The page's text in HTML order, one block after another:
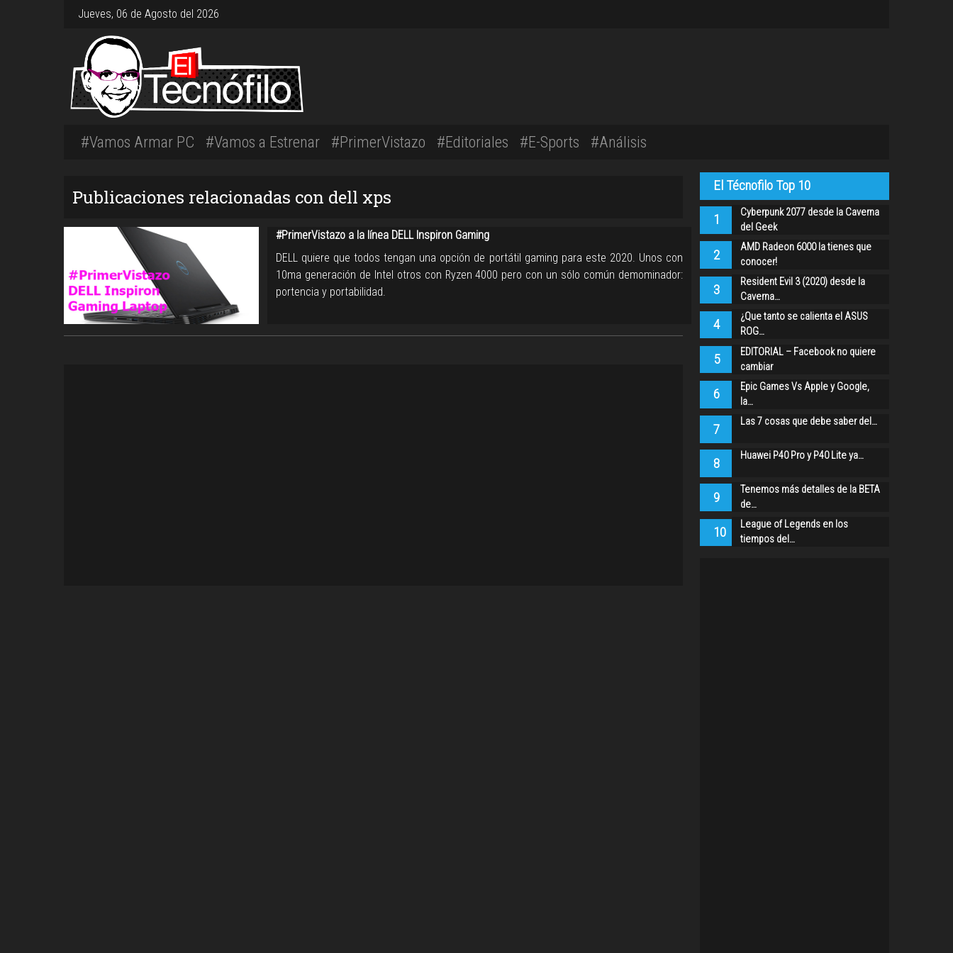
Jueves, 06 de Agosto del 2026
#Vamos Armar PC #Vamos a Estrenar #PrimerVistazo #Editoriales #E-Sports #Análisis
Publicaciones relacionadas con dell xps
#PrimerVistazo a la línea DELL Inspiron Gaming
DELL quiere que todos tengan una opción de portátil gaming para este 2020. Unos con
10ma generación de Intel otros con Ryzen 4000 pero con un sólo común demominador:
portencia y portabilidad.
El Técnofilo Top 10
1
Cyberpunk 2077 desde la Caverna
del Geek
2
AMD Radeon 6000 la tienes que
conocer!
3
Resident Evil 3 (2020) desde la
Caverna…
4
¿Que tanto se calienta el ASUS
ROG…
5
EDITORIAL – Facebook no quiere
cambiar
6
Epic Games Vs Apple y Google,
la…
7 Las 7 cosas que debe saber del…
8 Huawei P40 Pro y P40 Lite ya…
9
Tenemos más detalles de la BETA
de…
10
League of Legends en los
tiempos del…